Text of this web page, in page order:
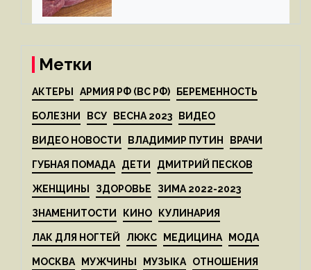
Метки
АКТЕРЫ АРМИЯ РФ (ВС РФ) БЕРЕМЕННОСТЬ
БОЛЕЗНИ ВСУ ВЕСНА 2023 ВИДЕО
ВИДЕО НОВОСТИ ВЛАДИМИР ПУТИН ВРАЧИ
ГУБНАЯ ПОМАДА ДЕТИ ДМИТРИЙ ПЕСКОВ
ЖЕНЩИНЫ ЗДОРОВЬЕ ЗИМА 2022-2023
ЗНАМЕНИТОСТИ КИНО КУЛИНАРИЯ
ЛАК ДЛЯ НОГТЕЙ ЛЮКС МЕДИЦИНА МОДА
МОСКВА МУЖЧИНЫ МУЗЫКА ОТНОШЕНИЯ